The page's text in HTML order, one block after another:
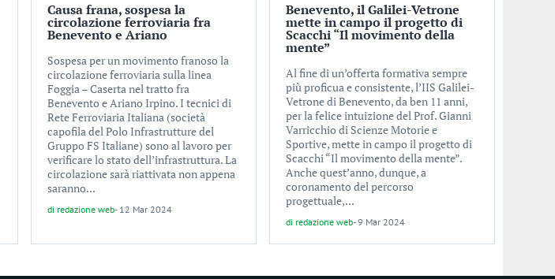
Causa frana, sospesa la
circolazione ferroviaria fra
Benevento e Ariano
Sospesa per un movimento franoso la
circolazione ferroviaria sulla linea
Foggia – Caserta nel tratto fra
Benevento e Ariano Irpino. I tecnici di
Rete Ferroviaria Italiana (società
capofila del Polo Infrastrutture del
Gruppo FS Italiane) sono al lavoro per
verificare lo stato dell’infrastruttura. La
circolazione sarà riattivata non appena
saranno...
di redazione web- 12 Mar 2024
Benevento, il Galilei-Vetrone
mette in campo il progetto di
Scacchi “Il movimento della
mente”
Al fine di un’offerta formativa sempre
più proficua e consistente, l’IIS Galilei-
Vetrone di Benevento, da ben 11 anni,
per la felice intuizione del Prof. Gianni
Varricchio di Scienze Motorie e
Sportive, mette in campo il progetto di
Scacchi “Il movimento della mente”.
Anche quest’anno, dunque, a
coronamento del percorso
progettuale,...
di redazione web-9 Mar 2024